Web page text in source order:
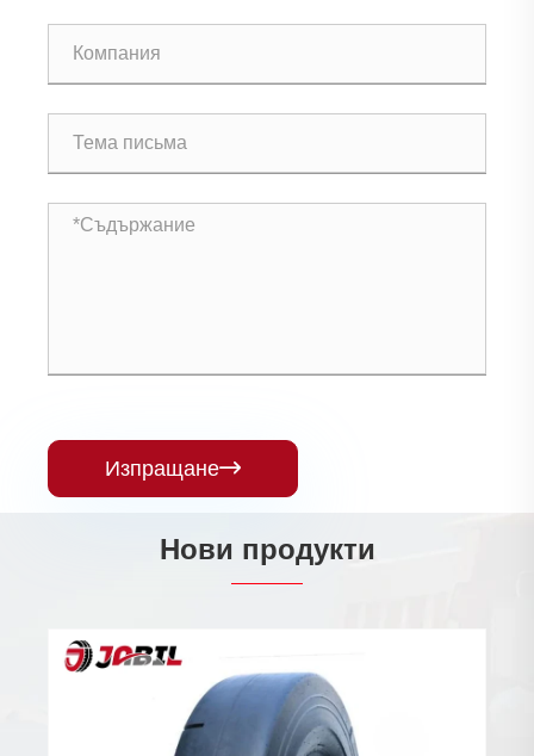
Изпращане
Нови продукти
Еластични гуми Плътни гуми
Виж повече >>